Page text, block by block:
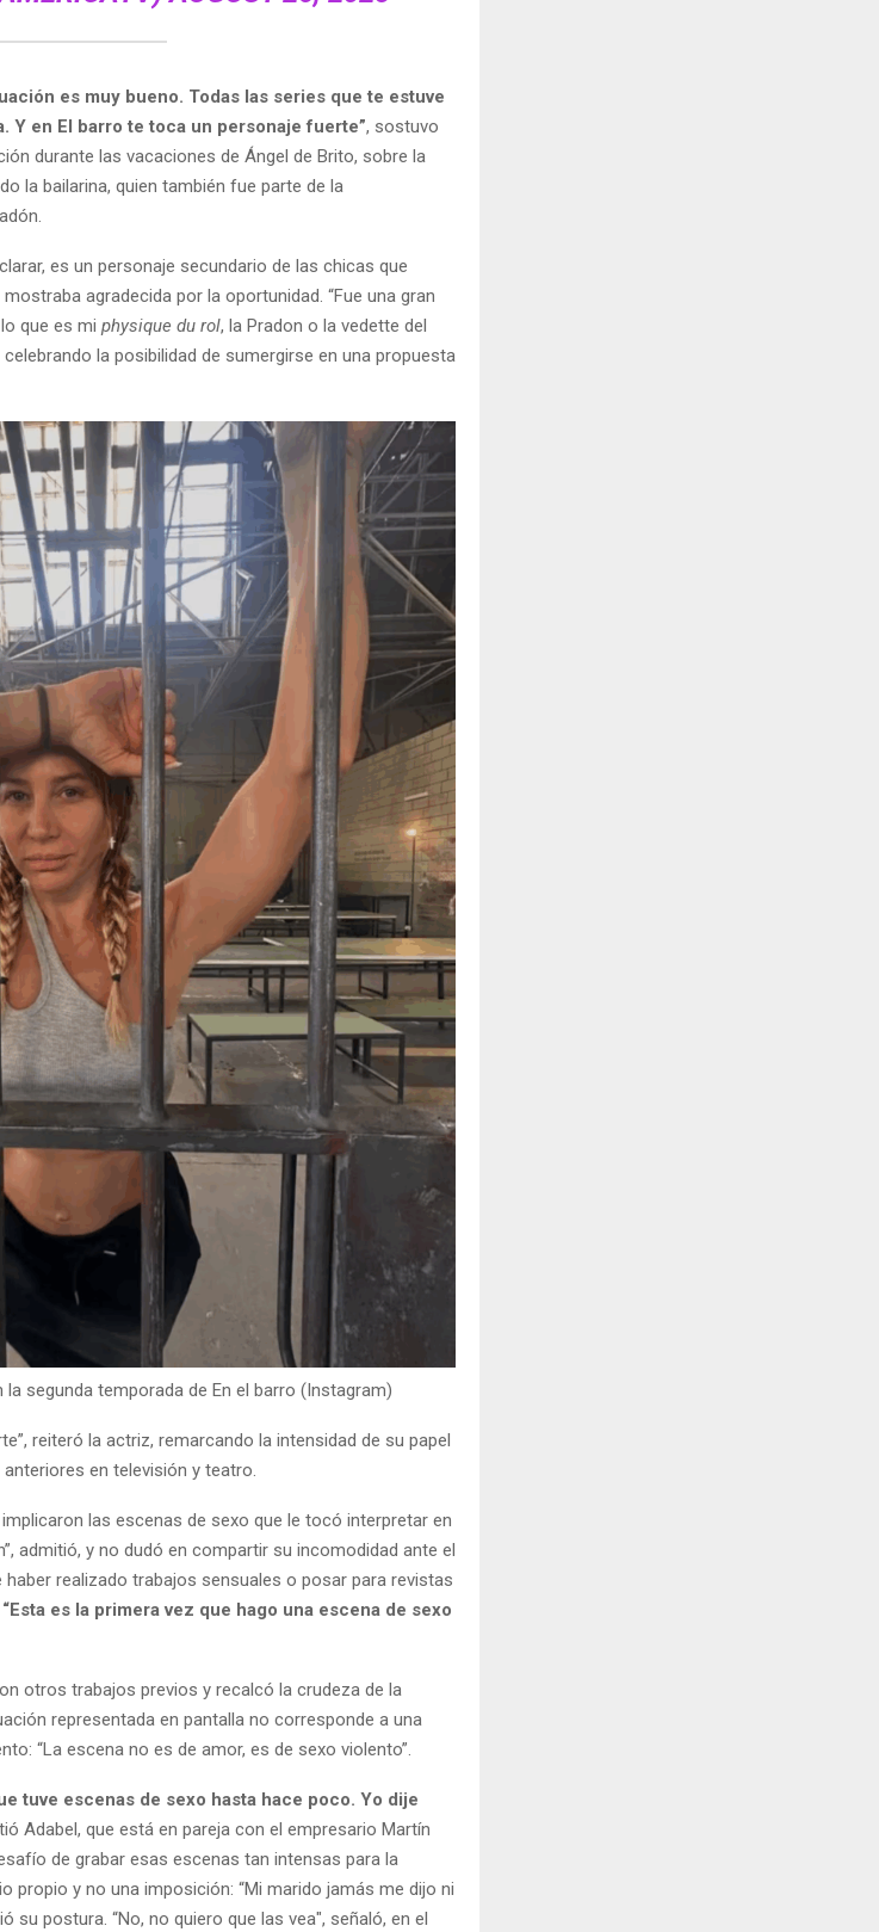
es muy bueno. Todas las series que te estuve
Y en El barro te toca un personaje fuerte”, sostuvo
durante las vacaciones de Ángel de Brito, sobre la
la bailarina, quien también fue parte de la
es un personaje secundario de las chicas que
agradecida por la oportunidad. “Fue una gran
que es mi physique du rol, la Pradon o la vedette del
celebrando la posibilidad de sumergirse en una propuesta
segunda temporada de En el barro (Instagram)
reiteró la actriz, remarcando la intensidad de su papel
en televisión y teatro.
las escenas de sexo que le tocó interpretar en
admitió, y no dudó en compartir su incomodidad ante el
realizado trabajos sensuales o posar para revistas
“Esta es la primera vez que hago una escena de sexo
otros trabajos previos y recalcó la crudeza de la
representada en pantalla no corresponde a una
“La escena no es de amor, es de sexo violento”.
tuve escenas de sexo hasta hace poco. Yo dije
Adabel, que está en pareja con el empresario Martín
de grabar esas escenas tan intensas para la
propio y no una imposición: “Mi marido jamás me dijo ni
su postura. “No, no quiero que las vea", señaló, en el